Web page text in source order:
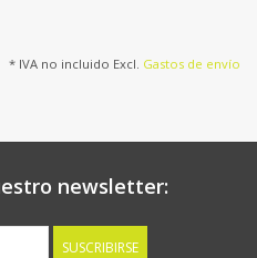
* IVA no incluido Excl. Gastos de envío
newsletter:
SUSCRIBIRSE